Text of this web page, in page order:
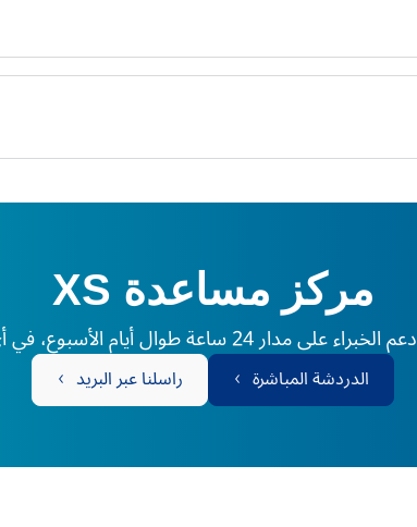
مركز مساعدة XS
الدردشة المباشرة راسلنا عبر البريد